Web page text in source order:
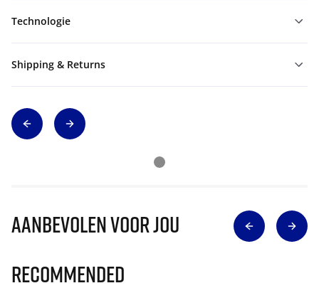
Technologie
Shipping & Returns
Aanbevolen voor jou
Recommended